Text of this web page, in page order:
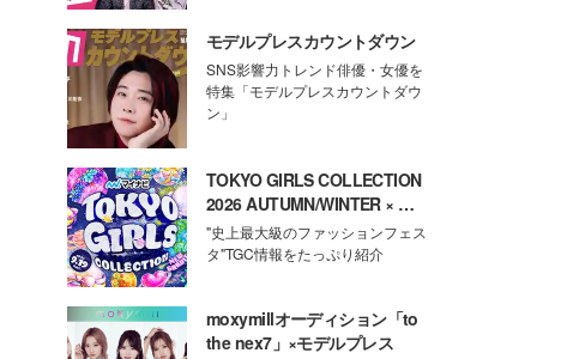
モデルプレスカウントダウン
SNS影響力トレンド俳優・女優を
特集「モデルプレスカウントダウ
ン」
TOKYO GIRLS COLLECTION
2026 AUTUMN/WINTER × モ
デルプレス
"史上最大級のファッションフェス
タ"TGC情報をたっぷり紹介
moxymillオーディション「to
the nex7」×モデルプレス